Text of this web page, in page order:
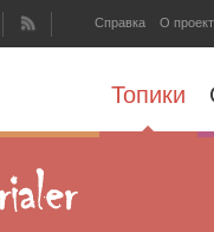
Справка О
Топики